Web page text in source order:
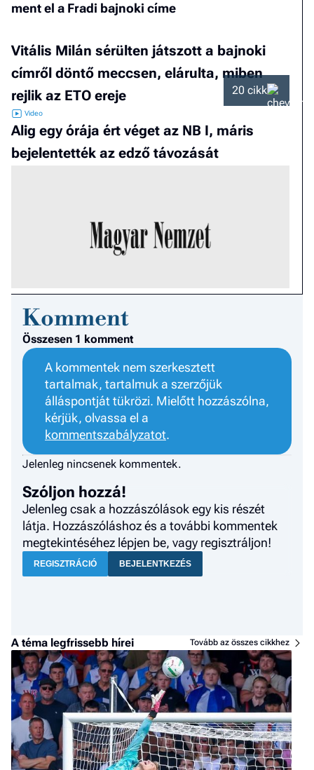
ment el a Fradi bajnoki címe
Vitális Milán sérülten játszott a bajnoki
címről döntő meccsen, elárulta, miben
rejlik az ETO ereje
Alig egy órája ért véget az NB I, máris
bejelentették az edző távozását
20 cikk
Komment
Összesen 1 komment
A kommentek nem szerkesztett
tartalmak, tartalmuk a szerzőjük
álláspontját tükrözi. Mielőtt hozzászólna,
kérjük, olvassa el a
kommentszabályzatot.
Jelenleg nincsenek kommentek.
Szóljon hozzá!
Jelenleg csak a hozzászólások egy kis részét
látja. Hozzászóláshoz és a további kommentek
megtekintéséhez lépjen be, vagy regisztráljon!
REGISZTRÁCIÓ BEJELENTKEZÉS
A téma legfrissebb hírei Tovább az összes cikkhez